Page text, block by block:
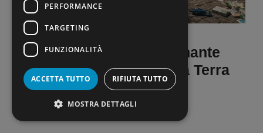
La storia di Luigi: insegnante
fuggito troppo tardi dalla Terra
dei Fuochi
29 Ottobre 2025 di Rosalia Cimino
PERFORMANCE
TARGETING
FUNZIONALITÀ
ACCETTA TUTTO RIFIUTA TUTTO
MOSTRA DETTAGLI